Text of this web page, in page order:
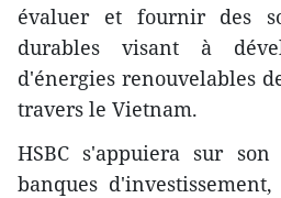
évaluer et fournir des
durables visant à
d'énergies renouvelables
travers le Vietnam.
HSBC s'appuiera sur
banques